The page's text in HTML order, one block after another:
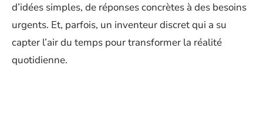
d’idées simples, de réponses concrètes à des besoins
urgents. Et, parfois, un inventeur discret qui a su
capter l’air du temps pour transformer la réalité
quotidienne.